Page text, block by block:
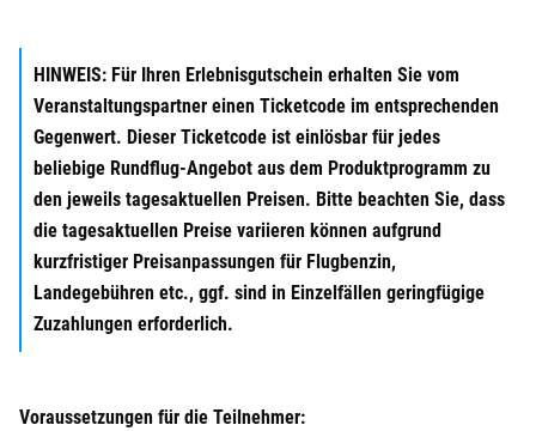
HINWEIS: Für Ihren Erlebnisgutschein erhalten Sie vom
Veranstaltungspartner einen Ticketcode im entsprechenden
Gegenwert. Dieser Ticketcode ist einlösbar für jedes
beliebige Rundflug-Angebot aus dem Produktprogramm zu
den jeweils tagesaktuellen Preisen. Bitte beachten Sie, dass
die tagesaktuellen Preise variieren können aufgrund
kurzfristiger Preisanpassungen für Flugbenzin,
Landegebühren etc., ggf. sind in Einzelfällen geringfügige
Zuzahlungen erforderlich.
Voraussetzungen für die Teilnehmer: